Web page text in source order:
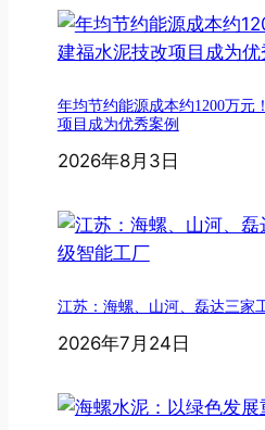
年均节约能源成本约1200万元
项目成为优秀案例
2026年8月3日
江苏：海螺、山河、磊达三家
2026年7月24日